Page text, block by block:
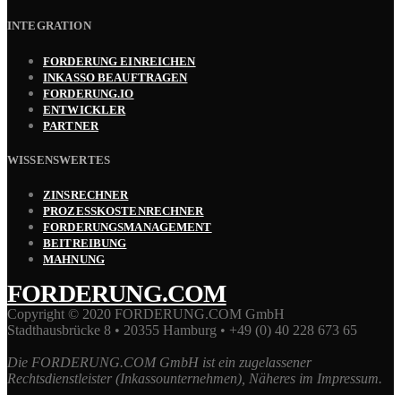
INTEGRATION
FORDERUNG EINREICHEN
INKASSO BEAUFTRAGEN
FORDERUNG.IO
ENTWICKLER
PARTNER
WISSENSWERTES
ZINSRECHNER
PROZESSKOSTENRECHNER
FORDERUNGSMANAGEMENT
BEITREIBUNG
MAHNUNG
FORDERUNG.COM
Copyright © 2020 FORDERUNG.COM GmbH
Stadthausbrücke 8 • 20355 Hamburg • +49 (0) 40 228 673 65
Die FORDERUNG.COM GmbH ist ein zugelassener
Rechtsdienstleister (Inkassounternehmen), Näheres im Impressum.